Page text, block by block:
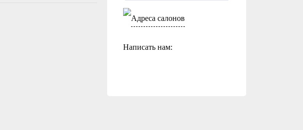
Адреса салонов
Написать нам: